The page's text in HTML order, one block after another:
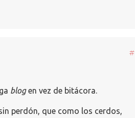
#
blogen vez de bitácora.
perdón, que como los cerdos,